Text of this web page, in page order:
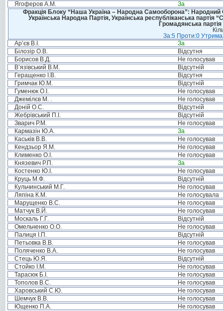
Ягоферов А.М.
За
Фракція Блоку “Наша Україна – Народна Самооборона”: Народний
Українська Народна Партія, Українська республіканська
Громадянська
За:5 Проти:0
Ар’єв В.І.
За
Білозір О.В.
Відсутня
Борисов В.Д.
Не голосував
В’язівський В.М.
Відсутній
Геращенко І.В.
Відсутня
Гримчак Ю.М.
Відсутній
Гуменюк О.І.
Не голосував
Джемілєв М. .
Не голосував
Доній О.С.
Відсутній
Жебрівський П.І.
Відсутній
Зварич Р.М.
Не голосував
Кармазін Ю.А.
За
Каськів В.В.
Не голосував
Кендзьор Я.М.
Не голосував
Клименко О.І.
Не голосував
Князевич Р.П.
За
Костенко Ю.І.
Не голосував
Круць М.Ф.
Відсутній
Кульчинський М.Г.
Не голосував
Ляпіна К.М.
Не голосувала
Марущенко В.С.
Не голосував
Матчук В.Й.
Не голосував
Москаль Г.Г.
Відсутній
Омельченко О.О.
Не голосував
Палиця І.П.
Відсутній
Петьовка В.В.
Не голосував
Поляченко В.А.
Не голосував
Стець Ю.Я.
Відсутній
Стойко І.М.
Не голосував
Тарасюк Б.І.
Не голосував
Тополов В.С.
Не голосував
Харовський С.Ю.
Не голосував
Шемчук В.В.
Не голосував
Ющенко П.А.
Не голосував